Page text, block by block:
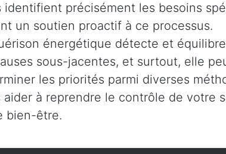
identifient précisément les besoins
un soutien proactif à ce processus.
énergétique détecte et
sous-jacentes, et surtout, elle
les priorités parmi diverses
aider à reprendre le contrôle de votre
bien-être.